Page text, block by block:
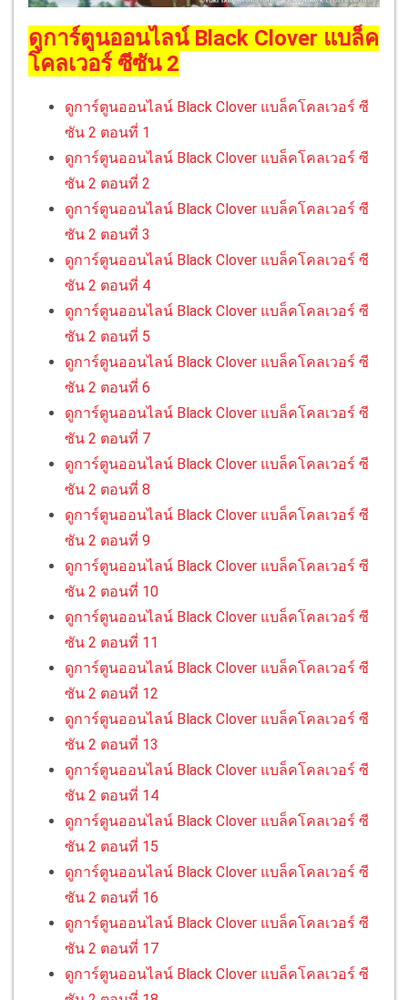
ดูการ์ตูนออนไลน์ Black Clover แบล็ค
โคลเวอร์ ซีซัน 2
ดูการ์ตูนออนไลน์ Black Clover แบล็คโคลเวอร์ ซี
ซัน 2 ตอนที่ 1
ดูการ์ตูนออนไลน์ Black Clover แบล็คโคลเวอร์ ซี
ซัน 2 ตอนที่ 2
ดูการ์ตูนออนไลน์ Black Clover แบล็คโคลเวอร์ ซี
ซัน 2 ตอนที่ 3
ดูการ์ตูนออนไลน์ Black Clover แบล็คโคลเวอร์ ซี
ซัน 2 ตอนที่ 4
ดูการ์ตูนออนไลน์ Black Clover แบล็คโคลเวอร์ ซี
ซัน 2 ตอนที่ 5
ดูการ์ตูนออนไลน์ Black Clover แบล็คโคลเวอร์ ซี
ซัน 2 ตอนที่ 6
ดูการ์ตูนออนไลน์ Black Clover แบล็คโคลเวอร์ ซี
ซัน 2 ตอนที่ 7
ดูการ์ตูนออนไลน์ Black Clover แบล็คโคลเวอร์ ซี
ซัน 2 ตอนที่ 8
ดูการ์ตูนออนไลน์ Black Clover แบล็คโคลเวอร์ ซี
ซัน 2 ตอนที่ 9
ดูการ์ตูนออนไลน์ Black Clover แบล็คโคลเวอร์ ซี
ซัน 2 ตอนที่ 10
ดูการ์ตูนออนไลน์ Black Clover แบล็คโคลเวอร์ ซี
ซัน 2 ตอนที่ 11
ดูการ์ตูนออนไลน์ Black Clover แบล็คโคลเวอร์ ซี
ซัน 2 ตอนที่ 12
ดูการ์ตูนออนไลน์ Black Clover แบล็คโคลเวอร์ ซี
ซัน 2 ตอนที่ 13
ดูการ์ตูนออนไลน์ Black Clover แบล็คโคลเวอร์ ซี
ซัน 2 ตอนที่ 14
ดูการ์ตูนออนไลน์ Black Clover แบล็คโคลเวอร์ ซี
ซัน 2 ตอนที่ 15
ดูการ์ตูนออนไลน์ Black Clover แบล็คโคลเวอร์ ซี
ซัน 2 ตอนที่ 16
ดูการ์ตูนออนไลน์ Black Clover แบล็คโคลเวอร์ ซี
ซัน 2 ตอนที่ 17
ดูการ์ตูนออนไลน์ Black Clover แบล็คโคลเวอร์ ซี